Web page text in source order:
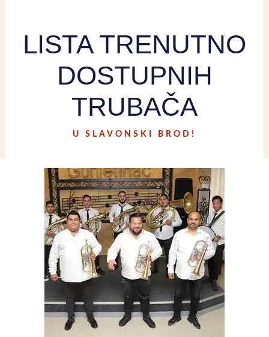
LISTA TRENUTNO
DOSTUPNIH
TRUBAČA
U SLAVONSKI BROD!